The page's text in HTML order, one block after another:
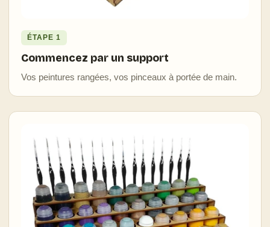
ÉTAPE 1
Commencez par un support
Vos peintures rangées, vos pinceaux à portée de main.